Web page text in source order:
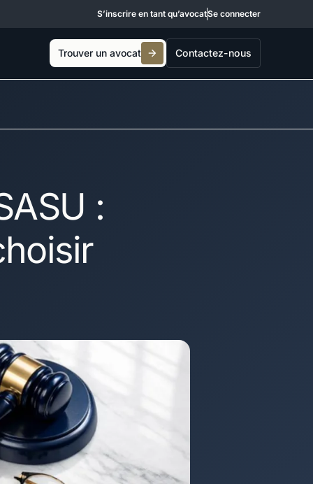
S’inscrire en tant qu’avocatSe connecter
Trouver un avocat Contactez-nous
: